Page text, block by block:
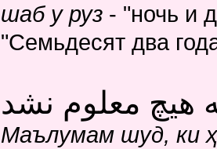
шаб у руз - "ночь и
"Семьдесят два
هیچ معلوم نشد
Маълумам шуд, ки